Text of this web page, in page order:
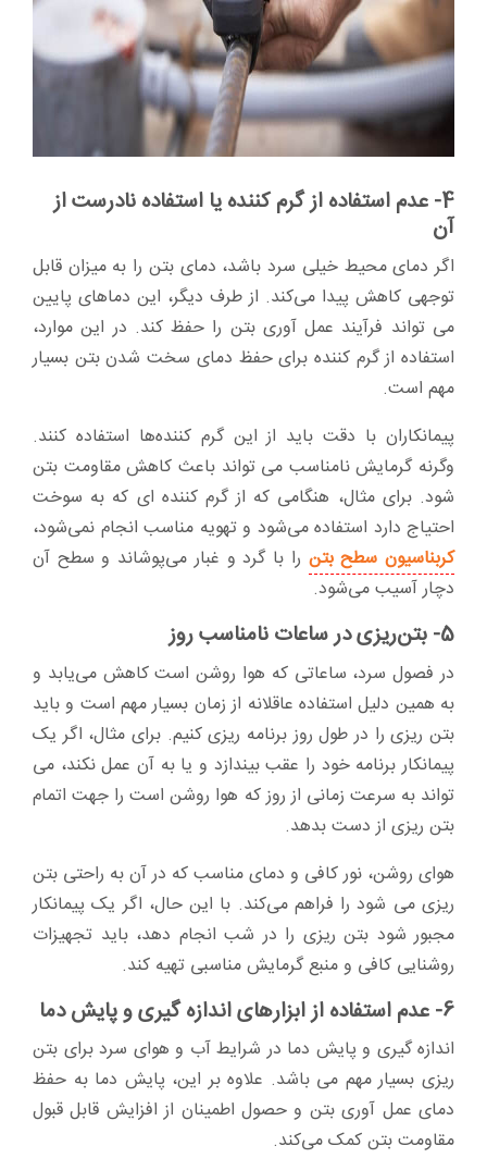
4- عدم استفاده از گرم کننده یا استفاده نادرست از
آن
اگر دمای محیط خیلی سرد باشد، دمای بتن را به میزان قابل
توجهی کاهش پیدا می‌کند. از طرف دیگر، این دماهای پایین
می تواند فرآیند عمل آوری بتن را حفظ کند. در این موارد،
استفاده از گرم کننده برای حفظ دمای سخت شدن بتن بسیار
مهم است.
پیمانکاران با دقت باید از این گرم کننده‌ها استفاده کنند.
وگرنه گرمایش نامناسب می تواند باعث کاهش مقاومت بتن
شود. برای مثال، هنگامی که از گرم کننده ای که به سوخت
احتیاج دارد استفاده می‌شود و تهویه مناسب انجام نمی‌شود،
کربناسیون سطح بتن را با گرد و غبار می‌پوشاند و سطح آن
دچار آسیب می‌شود.
5- بتن‌ریزی در ساعات نامناسب روز
در فصول سرد، ساعاتی که هوا روشن است کاهش می‌یابد و
به همین دلیل استفاده عاقلانه از زمان بسیار مهم است و باید
بتن ریزی را در طول روز برنامه ریزی کنیم. برای مثال، اگر یک
پیمانکار برنامه خود را عقب بیندازد و یا به آن عمل نکند، می
تواند به سرعت زمانی از روز که هوا روشن است را جهت اتمام
بتن ریزی از دست بدهد.
هوای روشن، نور کافی و دمای مناسب که در آن به راحتی بتن
ریزی می شود را فراهم می‌کند. با این حال، اگر یک پیمانکار
مجبور شود بتن ریزی را در شب انجام دهد، باید تجهیزات
روشنایی کافی و منبع گرمایش مناسبی تهیه کند.
6- عدم استفاده از ابزارهای اندازه گیری و پایش دما
اندازه گیری و پایش دما در شرایط آب و هوای سرد برای بتن
ریزی بسیار مهم می باشد. علاوه بر این، پایش دما به حفظ
دمای عمل آوری بتن و حصول اطمینان از افزایش قابل قبول
مقاومت بتن کمک می‌کند.